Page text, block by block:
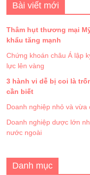
Bài viết mới
Thâm hụt thương mại
khẩu tăng mạnh
Chứng khoán châu Á lập
lực lên vàng
3 hành vi dễ bị coi là
cần biết
Doanh nghiệp nhỏ và
Doanh nghiệp dược lớn
nước ngoài
Danh mục